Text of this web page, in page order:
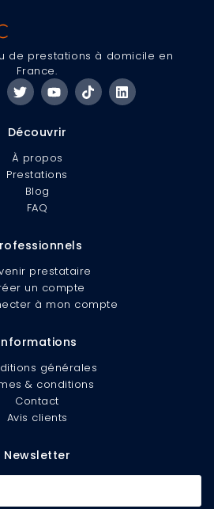
de prestations à domicile en
France.
Découvrir
À propos
Prestations
Blog
FAQ
prestataire
un compte
à mon compte
générales
& conditions
Contact
Avis clients
Newsletter